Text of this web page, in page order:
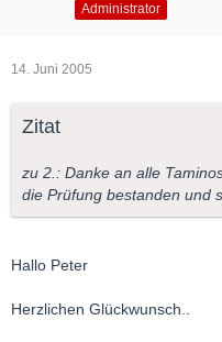
Administrator
14. Juni 2005
Zitat
zu 2.: Danke an alle
die Prüfung bestanden und
Hallo Peter
Herzlichen Glückwunsch..